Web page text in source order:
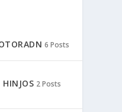
6 Posts
2 Posts